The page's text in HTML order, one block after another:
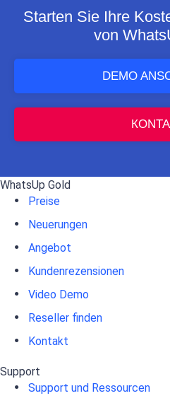
Starten Sie Ihre
von
DEMO
WhatsUp Gold
Preise
Neuerungen
Angebot
Kundenrezensionen
Video Demo
Reseller finden
Kontakt
Support
Support und Ressourcen